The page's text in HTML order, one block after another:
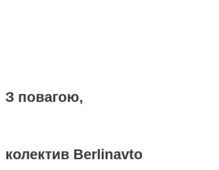
З повагою,
колектив Berlinavto